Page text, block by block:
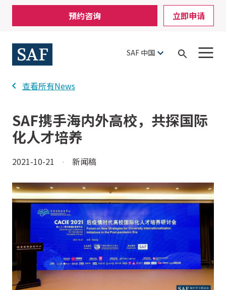
Skip
main
content
Utility
Menu
预约咨询 立即申请
SAF 中国
Open
查看所有News
SAF携手海内外高校，共探国际
化人才培养
2021-10-21 · 新闻稿